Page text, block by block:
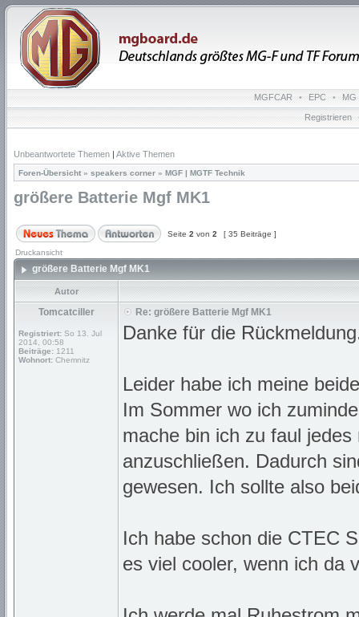
MGFCAR • EPC • MG
Registrieren
Unbeantwortete Themen | Aktive Themen
Foren-Übersicht » speakers corner » MGF | MGTF Technik
größere Batterie Mgf MK1
Seite 2 von 2 [ 35 Beiträge ]
Druckansicht
größere Batterie Mgf MK1
Autor
Tomcatciller
Registriert: So 13. Jul
2014, 00:58
Beiträge: 1211
Wohnort: Chemnitz
Re: größere Batterie Mgf MK1
Danke für die
Leider habe ich meine
Im Sommer wo ich
mache bin ich zu faul
anzuschließen. Dadurch
gewesen. Ich sollte also
Ich habe schon die CTEC
es viel cooler, wenn ich da